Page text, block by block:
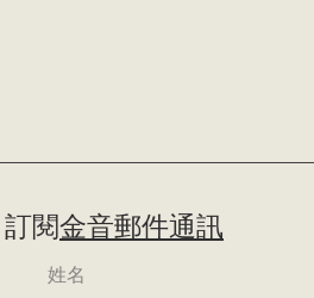
訂閱金音郵件通訊